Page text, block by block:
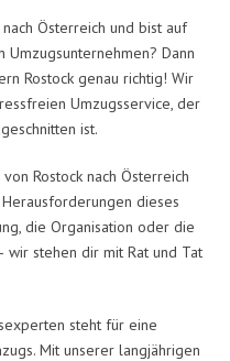
Österreich und bist auf
Dann
Rostock genau richtig! Wir
Umzugsservice, der
ist.
Rostock nach Österreich
dieses
die Organisation oder die
wir stehen dir mit Rat und Tat
steht für eine
Mit unserer langjährigen